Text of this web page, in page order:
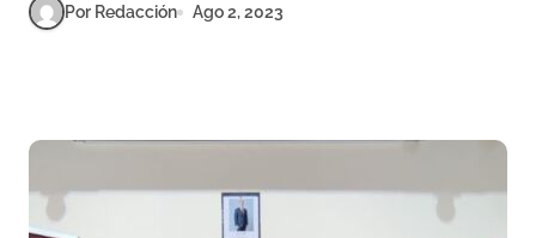
Por Redacción Ago 2, 2023